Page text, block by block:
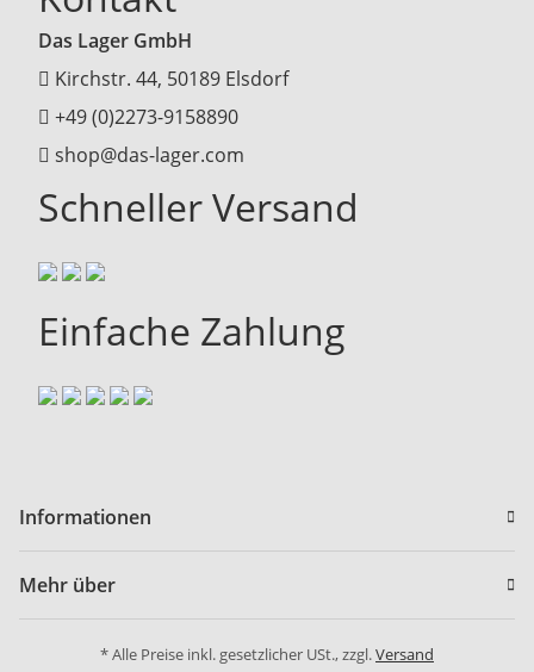
Das Lager GmbH
Kirchstr. 44, 50189 Elsdorf
+49 (0)2273-9158890
shop@das-lager.com
Schneller Versand
Einfache Zahlung
Informationen
Mehr über
* Alle Preise inkl. gesetzlicher USt., zzgl.Versand